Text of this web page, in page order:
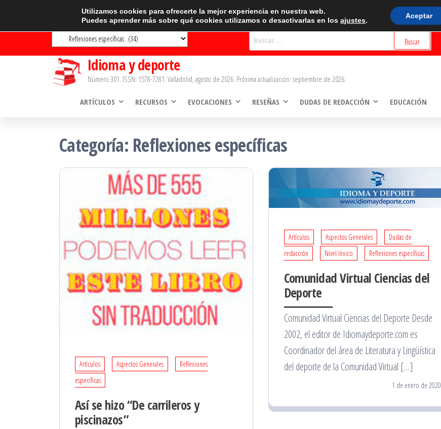
CATEGORÍAS
Categorías
BUSCADOR
Idioma y deporte
Número 301. ISSN: 1578-7281. Valladolid, agosto de 2026. Próxima actualización: septiembre de 2026.
ARTÍCULOS RECURSOS EVOCACIONES RESEÑAS DUDAS DE REDACCIÓN EDUCACIÓN
Categoría: Reflexiones específicas
Artículos Aspectos Generales
Reflexiones
específicas
Así se hizo “De carrileros y
piscinazos”
Artículos Aspectos Generales
Dudas de
redacción
Nivel léxico Reflexiones específicas
Comunidad Virtual Ciencias del
Deporte
Comunidad Virtual Ciencias del Deporte Desde
2002, el editor de Idiomaydeporte.com es
Coordinador del área de Literatura y Lingüística
del deporte de la Comunidad Virtual […]
1 de enero de 2020
Utilizamos cookies para ofrecerte la mejor experiencia en nuestra web.
Puedes aprender más sobre qué cookies utilizamos o desactivarlas en losajustes.
Aceptar